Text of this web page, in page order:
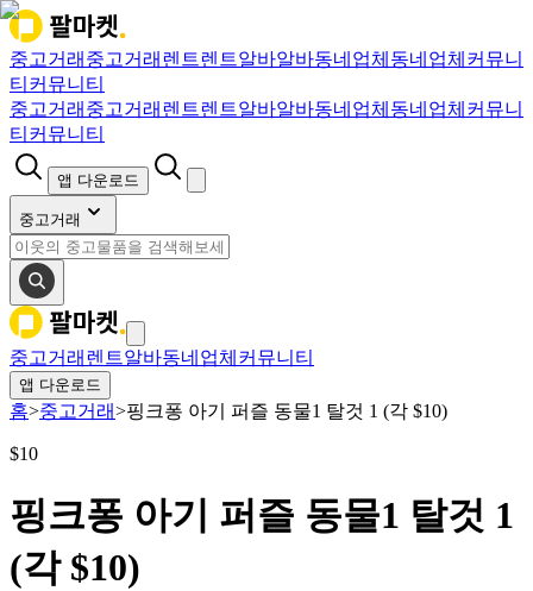
중고거래 중고거래 렌트렌트알바알바동네업체 동네업체 커뮤니
티 커뮤니티
중고거래 중고거래 렌트렌트알바알바동네업체 동네업체 커뮤니
티 커뮤니티
앱 다운로드
중고거래
중고거래 렌트알바동네업체 커뮤니티
앱 다운로드
홈>중고거래>핑크퐁 아기 퍼즐 동물1 탈것 1 (각 $10)
$10
핑크퐁 아기 퍼즐 동물1 탈것 1
(각 $10)